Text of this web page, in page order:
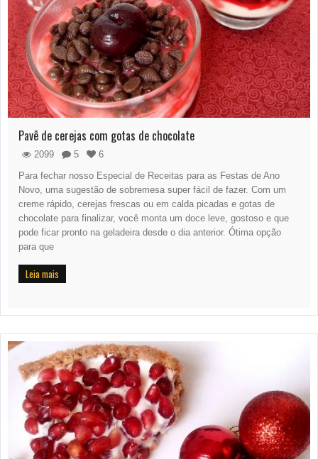
Pavê de cerejas com gotas de chocolate
2099 5
6
Para fechar nosso Especial de Receitas para as Festas de Ano
Novo, uma sugestão de sobremesa super fácil de fazer. Com um
creme rápido, cerejas frescas ou em calda picadas e gotas de
chocolate para finalizar, você monta um doce leve, gostoso e que
pode ficar pronto na geladeira desde o dia anterior. Ótima opção
para que
Leia mais